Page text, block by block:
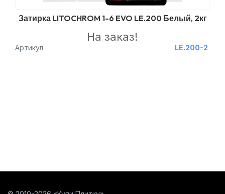
Затирка LITOCHROM 1-6 EVO LE.200 Белый, 2кг
Артикул LE.200-2
На заказ!